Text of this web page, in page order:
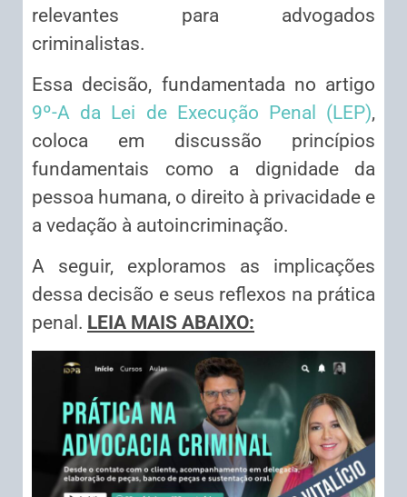
relevantes para advogados
criminalistas.
Essa decisão, fundamentada no artigo
9º-A da Lei de Execução Penal (LEP),
coloca em discussão princípios
fundamentais como a dignidade da
pessoa humana, o direito à privacidade e
a vedação à autoincriminação.
A seguir, exploramos as implicações
dessa decisão e seus reflexos na prática
penal. LEIA MAIS ABAIXO: